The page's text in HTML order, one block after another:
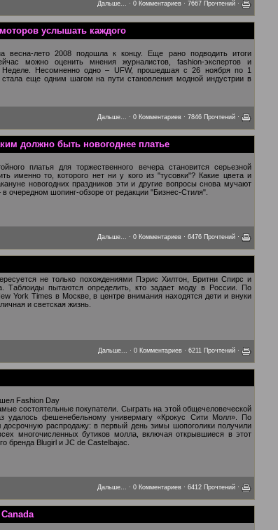
Дальше... · 0 Комментариев · 7667 Прочтений ·
услышать каждого
весна-лето 2008 подошла к концу. Еще рано подводить итоги
можно оценить мнения журналистов, fashion-экспертов и
Неделе. Несомненно одно – UFW, прошедшая с 26 ноября по 1
стала еще одним шагом на пути становления модной индустрии в
Дальше... · 0 Комментариев · 7846 Прочтений ·
должно быть новогоднее платье
платья для торжественного вечера становится серьезной
именно то, которого нет ни у кого из "тусовки"? Какие цвета и
новогодних праздников эти и другие вопросы снова мучают
в очередном шопинг-обзоре от редакции "Бизнес-Стиля".
Дальше... · 0 Комментариев · 6476 Прочтений ·
не только похождениями Пэрис Хилтон, Бритни Спирс и
Таблоиды пытаются определить, кто задает моду в России. По
York Times в Москве, в центре внимания находятся дети и внуки
и светская жизнь.
Дальше... · 0 Комментариев · 6211 Прочтений ·
Fashion Day
состоятельные покупатели. Сыграть на этой общечеловеческой
удалось фешенебельному универмагу «Крокус Сити Молл». По
досрочную распродажу: в первый день зимы шопоголики получили
многочисленных бутиков молла, включая открывшиеся в этот
бренда Blugirl и JC de Castelbajac.
Дальше... · 0 Комментариев · 6412 Прочтений ·